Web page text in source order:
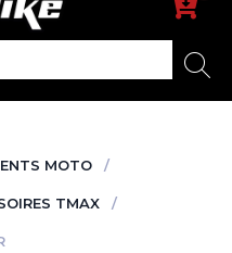
MOTO
TMAX